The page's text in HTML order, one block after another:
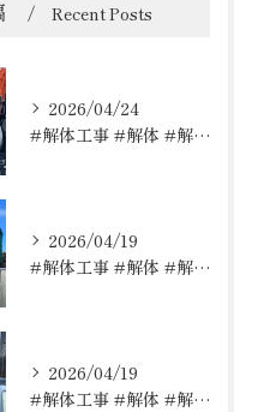
Recent Posts
2026/04/24
#解体工事 #解体 #解体屋 #解体依頼はレッカーズ
2026/04/19
#解体工事 #解体 #解体屋 #解体依頼はレッカーズ
2026/04/19
#解体工事 #解体 #解体屋 #解体依頼はレッカーズ